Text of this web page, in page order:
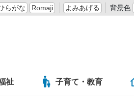
らがな Romaji よみあげる 背景色
祉 子育て・教育